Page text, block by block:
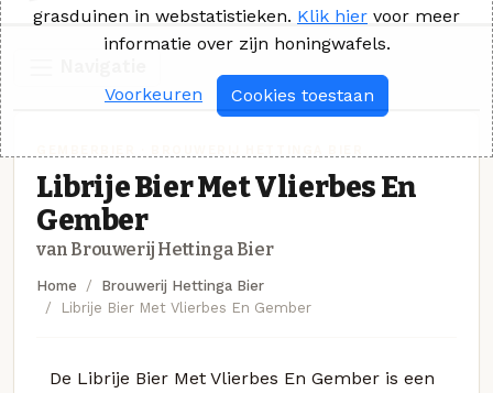
Librije Bier Met Vlierbes En
Gember
van Brouwerij Hettinga Bier
Home
Brouwerij Hettinga Bier
Librije Bier Met Vlierbes En Gember
De Librije Bier Met Vlierbes En Gember is een
grasduinen in webstatistieken. Klik hier voor meer
informatie over zijn honingwafels.
Voorkeuren Cookies toestaan